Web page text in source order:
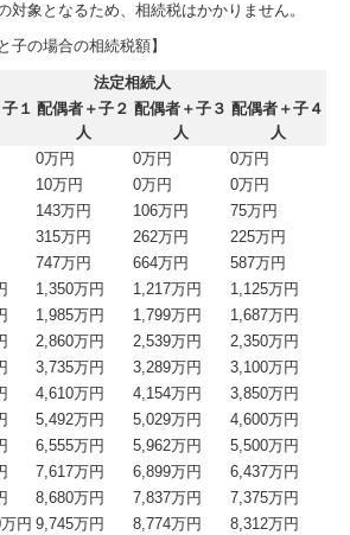
対象となるため、相続税はかかりません。
子の場合の相続税額】
法定相続人
１ 配偶者＋子２
人
配偶者＋子３
人
配偶者＋子４
人
0万円 0万円
0万円
10万円 0万円
0万円
143万円 106万円
75万円
315万円 262万円
225万円
747万円 664万円
587万円
1,350万円 1,217万円
1,125万円
1,985万円 1,799万円
1,687万円
2,860万円 2,539万円
2,350万円
3,735万円 3,289万円
3,100万円
4,610万円 4,154万円
3,850万円
5,492万円 5,029万円
4,600万円
6,555万円 5,962万円
5,500万円
7,617万円 6,899万円
6,437万円
8,680万円 7,837万円
7,375万円
円 9,745万円 8,774万円
8,312万円